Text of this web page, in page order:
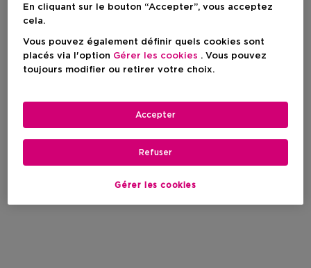
En cliquant sur le bouton “Accepter”, vous acceptez
cela.
Vous pouvez également définir quels cookies sont
placés via l'option Gérer les cookies . Vous pouvez
toujours modifier ou retirer votre choix.
Gérer les cookies
Refuser
Accepter